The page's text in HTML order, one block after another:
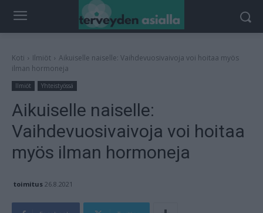
Koti Ilmiöt
Aikuiselle naiselle: Vaihdevuosivaivoja voi hoitaa myös
ilman hormoneja
Ilmiöt Yhteistyössä
Aikuiselle naiselle:
Vaihdevuosivaivoja voi hoitaa
myös ilman hormoneja
toimitus 26.8.2021